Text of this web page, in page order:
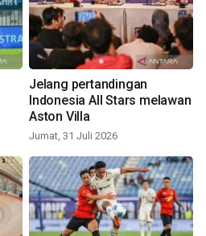
Jelang pertandingan
Indonesia All Stars melawan
Aston Villa
Jumat, 31 Juli 2026